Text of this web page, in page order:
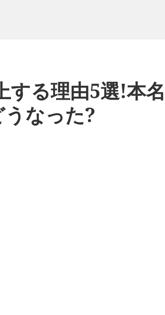
する理由5選!本名
なった?